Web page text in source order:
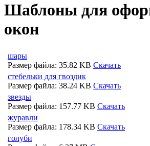
Шаблоны для
окон
шары
Размер файла: 35.82 KB Скачать
стебельки для гвоздик
Размер файла: 38.24 KB Скачать
звезды
Размер файла: 157.77 KB Скачать
журавли
Размер файла: 178.34 KB Скачать
голуби